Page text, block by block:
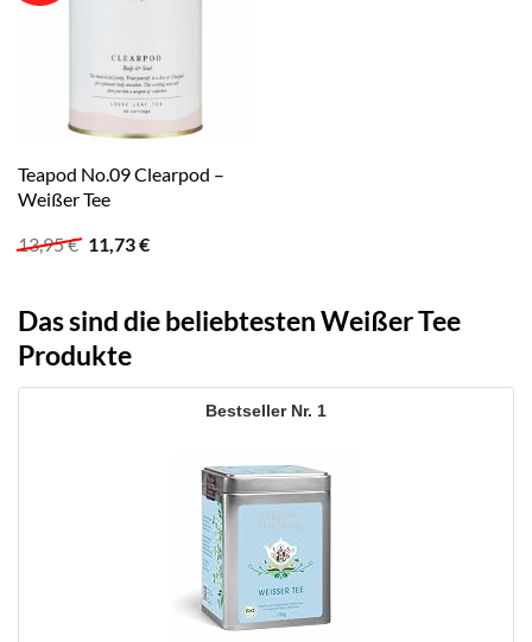
Teapod No.09 Clearpod –
Weißer Tee
13,95€ Ursprünglicher
Preis
11,73€Aktueller
Das sind die beliebtesten Weißer Tee
Produkte
1